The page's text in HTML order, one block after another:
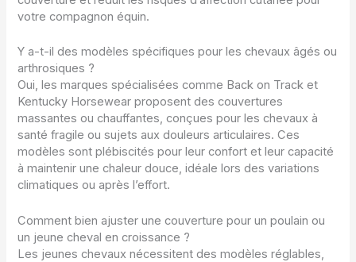
votre compagnon équin.
Y a-t-il des modèles spécifiques pour les chevaux âgés ou
arthrosiques ?
Oui, les marques spécialisées comme Back on Track et
Kentucky Horsewear proposent des couvertures
massantes ou chauffantes, conçues pour les chevaux à
santé fragile ou sujets aux douleurs articulaires. Ces
modèles sont plébiscités pour leur confort et leur capacité
à maintenir une chaleur douce, idéale lors des variations
climatiques ou après l’effort.
Comment bien ajuster une couverture pour un poulain ou
un jeune cheval en croissance ?
Les jeunes chevaux nécessitent des modèles réglables,